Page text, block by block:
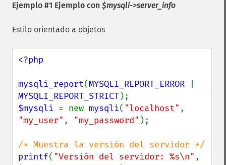
Ejemplo #1 Ejemplo con $mysqli->server_info
Estilo orientado a objetos
<?php
mysqli_report(MYSQLI_REPORT_ERROR
MYSQLI_REPORT_STRICT
$mysqli = new mysqli( "localhost"
"my_user" , "my_password" );
printf( "Versión del servidor: %s\n"